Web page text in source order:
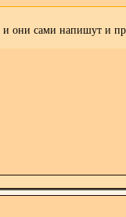
и они сами напишут и